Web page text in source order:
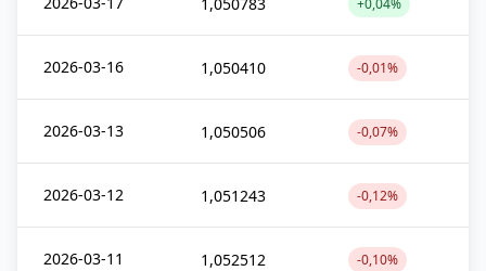
+0,04%
2026-03-16 1,050410 -0,01%
2026-03-13 1,050506 -0,07%
2026-03-12 1,051243 -0,12%
2026-03-11 1,052512 -0,10%